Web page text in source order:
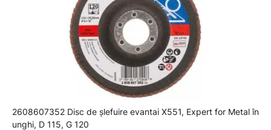
2608607352 Disc de şlefuire evantai X551, Expert for Metal în
unghi, D 115, G 120